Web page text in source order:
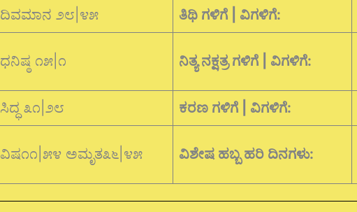
ದಿವಮಾನ ೨೮|೪೫ ತಿಥಿ ಗಳಿಗೆ | ವಿಗಳಿಗೆ:
ಧನಿಷ್ಠ ೧೫|೧ ನಿತ್ಯ ನಕ್ಷತ್ರ ಗಳಿಗೆ | ವಿಗಳಿಗೆ:
ಸಿದ್ಧ ೩೧|೨೮ ಕರಣ ಗಳಿಗೆ | ವಿಗಳಿಗೆ:
ವಿಷ೧೧|೫೪ ಅಮೃತ೩೬|೪೫ ವಿಶೇಷ ಹಬ್ಬ ಹರಿ ದಿನಗಳು: